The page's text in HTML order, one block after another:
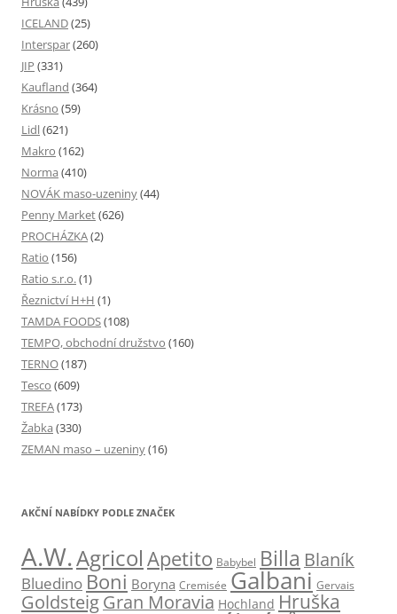
ICELAND(25)
Interspar(260)
JIP (331)
Kaufland (364)
Krásno (59)
Lidl(621)
Makro (162)
Norma (410)
NOVÁK maso-uzeniny(44)
Penny Market(626)
PROCHÁZKA(2)
Ratio (156)
Ratio s.r.o.(1)
Řeznictví H+H (1)
TAMDA FOODS(108)
TEMPO, obchodní družstvo (160)
TERNO(187)
Tesco (609)
TREFA(173)
Žabka (330)
ZEMAN maso – uzeniny(16)
AKČNÍ NABÍDKY PODLE ZNAČEK
A.W.Agricol Apetito Babybel Billa Blaník
Bluedino Boni Boryna Cremisée Galbani Gervais
GoldsteigGran Moravia Hochland Hruška